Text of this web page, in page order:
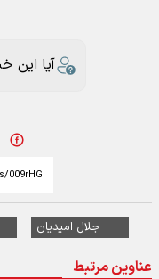
آیا این
جلال امیدیان
عناوین مرتبط